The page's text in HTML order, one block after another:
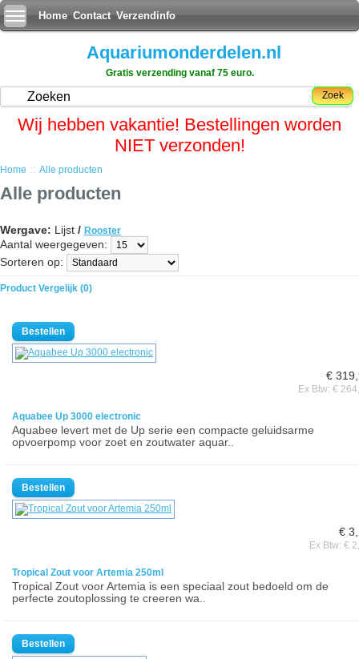
Home Contact Verzendinfo
Aquariumonderdelen.nl
Gratis verzending vanaf 75 euro.
Zoek
Wij hebben vakantie! Bestellingen worden
NIET verzonden!
Home :: Alle producten
Alle producten
Wergave: Lijst / Rooster
Aantal weergegeven:
Sorteren op:
Product Vergelijk (0)
€
Ex Btw: €
Aquabee Up 3000 electronic
Aquabee levert met de Up serie een compacte geluidsarme
opvoerpomp voor zoet en zoutwater aquar..
€
Ex Btw: €
Tropical Zout voor Artemia 250ml
Tropical Zout voor Artemia is een speciaal zout bedoeld om de
perfecte zoutoplossing te creeren wa..